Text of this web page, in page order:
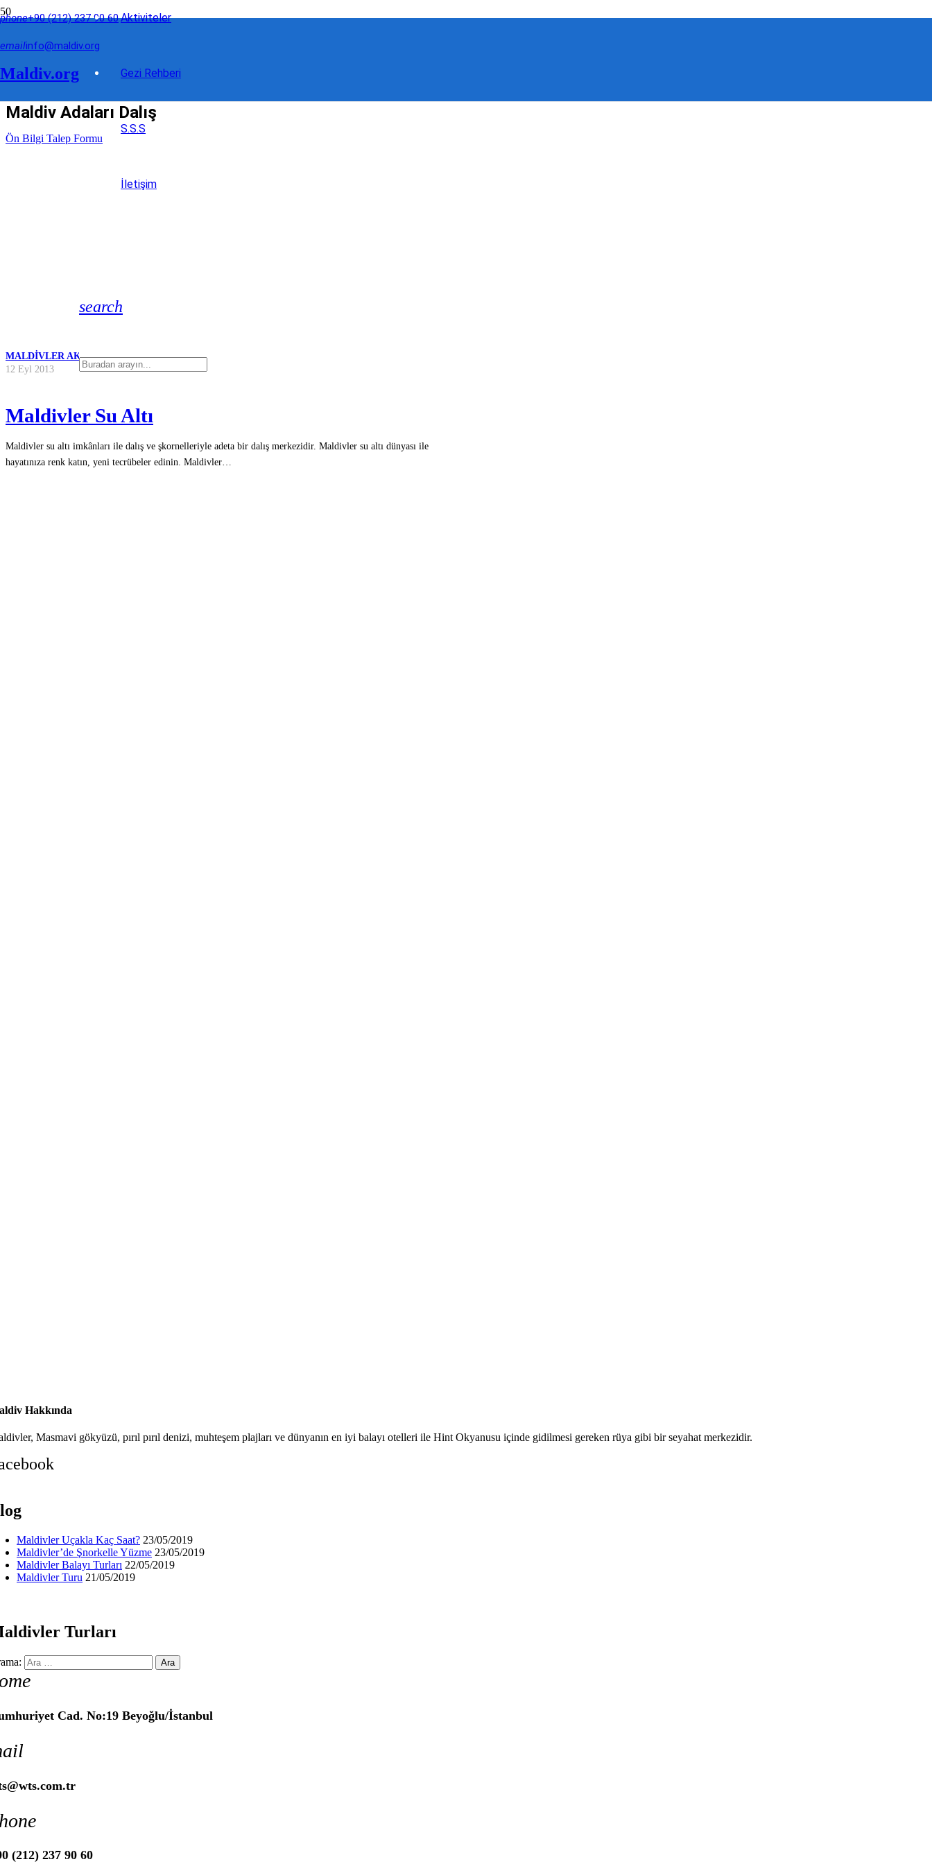
phone+90 (212) 237 90 60
emailinfo@maldiv.org
Maldiv.org
Aktiviteler
Gezi Rehberi
S.S.S
İletişim
search
Maldiv Adaları Dalış
Ön Bilgi Talep Formu
MALDIVLER AKTIVITELERI
12 Eyl 2013
Maldivler Su Altı
Maldivler su altı imkânları ile dalış ve şkornelleriyle adeta bir dalış merkezidir. Maldivler su altı dünyası ile
hayatınıza renk katın, yeni tecrübeler edinin. Maldivler…
Hakkında
Masmavi gökyüzü, pırıl pırıl denizi, muhteşem plajları ve dünyanın en iyi balayı otelleri ile Hint Okyanusu içinde gidilmesi gereken rüya gibi bir seyahat merkezidir.
Maldivler Uçakla Kaç Saat? 23/05/2019
Maldivler’de Şnorkelle Yüzme 23/05/2019
Maldivler Balayı Turları 22/05/2019
Maldivler Turu 21/05/2019
Turları
Cad. No:19 Beyoğlu/İstanbul
(212) 237 90 60